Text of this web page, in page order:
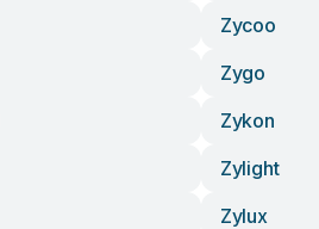
Zycoo
Zygo
Zykon
Zylight
Zylux